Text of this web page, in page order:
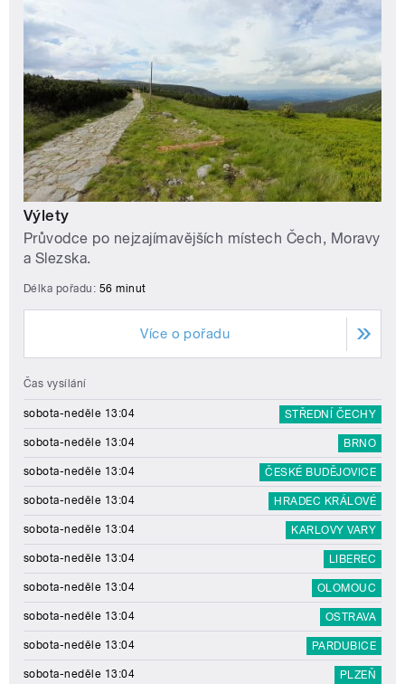
Výlety
Průvodce po nejzajímavějších místech Čech, Moravy
a Slezska.
Délka pořadu: 56 minut
Více o pořadu
Čas vysílání
sobota-neděle 13:04 STŘEDNÍ ČECHY
sobota-neděle 13:04 BRNO
sobota-neděle 13:04 ČESKÉ BUDĚJOVICE
sobota-neděle 13:04 HRADEC KRÁLOVÉ
sobota-neděle 13:04 KARLOVY VARY
sobota-neděle 13:04 LIBEREC
sobota-neděle 13:04 OLOMOUC
sobota-neděle 13:04 OSTRAVA
sobota-neděle 13:04 PARDUBICE
sobota-neděle 13:04 PLZEŇ